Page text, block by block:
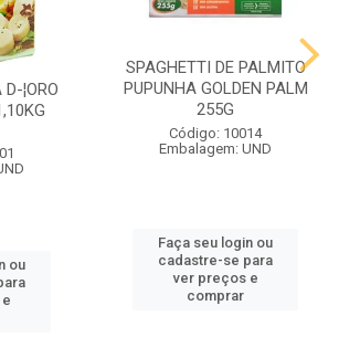
¦ORO
ou
SPAGHETTI DE PALMITO
PUPUNHA GOLDEN PALM
255G
Código: 10014
Embalagem: UND
Faça seu login ou
cadastre-se para
ver preços e
comprar